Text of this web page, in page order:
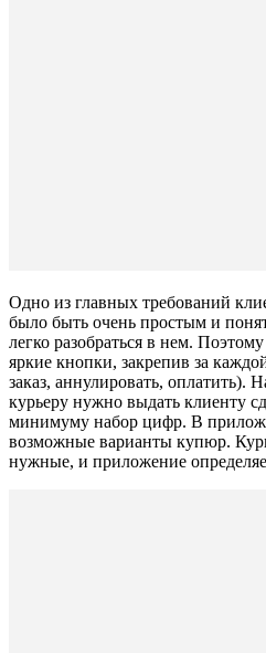
Одно из главных требований
было быть очень простым и
легко разобраться в нем.
яркие кнопки, закрепив за
заказ, аннулировать, оплатить).
курьеру нужно выдать клиенту
минимуму набор цифр. В
возможные варианты купюр.
нужные, и приложение